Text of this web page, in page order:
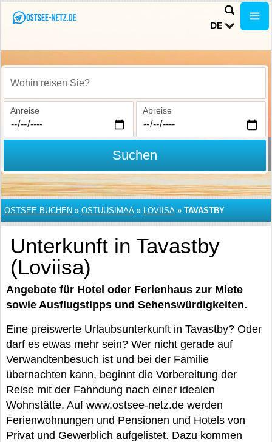
DE
Wohin reisen Sie?
Anreise Abreise
Suchen
OSTSEE BUCHEN » OSTUUSIMAA » LOVIISA » TAVASTBY
Unterkunft in Tavastby
(Loviisa)
Angebote für Hotel oder Ferienhaus zur Miete
sowie Ausflugstipps und Sehenswürdigkeiten.
Eine preiswerte Urlaubsunterkunft in Tavastby? Oder
darf es etwas mehr sein? Wer nicht gerade auf
Verwandtenbesuch ist und bei der Familie
übernachten kann, beginnt die Vorbereitung der
Reise mit der Fahndung nach einer idealen
Wohnstätte. Auf www.ostsee-netz.de werden
Ferienwohnungen und Pensionen und Hotels von
Privat und Gewerblich aufgelistet. Dazu kommen